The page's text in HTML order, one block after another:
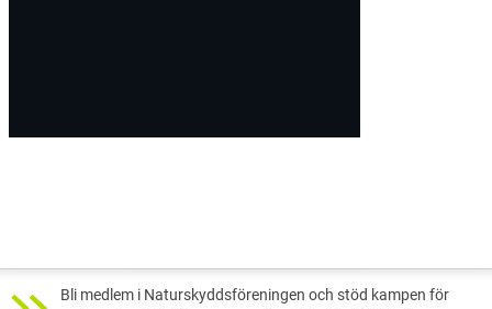
Bli medlem i Naturskyddsföreningen och stöd kampen för